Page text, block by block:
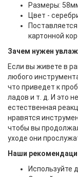
Размеры:
Цвет -
картонной
Зачем нужен
Если вы живете в
любого
что приведет к
ладов и т. д. И это
естественная
нравятся
чтобы вы
уходе они
Наши
Используйте